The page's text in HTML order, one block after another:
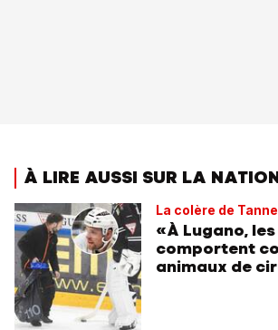
À LIRE AUSSI SUR LA
La colère de
«À Lugano,
comportent
animaux de